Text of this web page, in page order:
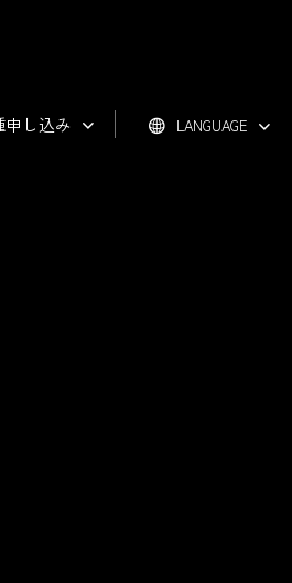
申し込み LANGUAGE